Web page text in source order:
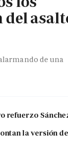
del
de una
refuerzo
la versión